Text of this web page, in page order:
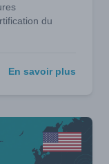
du
En savoir plus